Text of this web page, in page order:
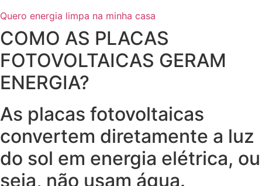
Quero energia limpa na minha casa
COMO AS PLACAS
FOTOVOLTAICAS GERAM
ENERGIA?
As placas fotovoltaicas
convertem diretamente a luz
do sol em energia elétrica, ou
seja, não usam água.